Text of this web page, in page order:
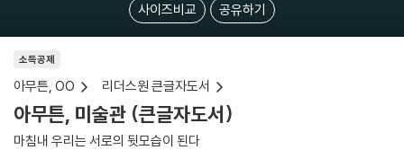
사이즈비교 공유하기
소득공제
아무튼, OO 리더스원 큰글자도서
아무튼, 미술관 (큰글자도서)
마침내 우리는 서로의 뒷모습이 된다